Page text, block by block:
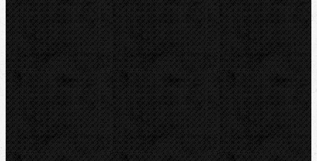
Ohýbací segmenty CBC
Ohýbací segmenty RIDGID
Ohýbací segmenty REMS
Ohýbací segmenty ROTHENBERGER
Ohýbačky stavební oceli
Příslušenství